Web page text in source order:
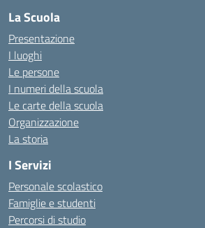
La Scuola
Presentazione
I luoghi
Le persone
I numeri della scuola
Le carte della scuola
Organizzazione
La storia
I Servizi
Personale scolastico
Famiglie e studenti
Percorsi di studio